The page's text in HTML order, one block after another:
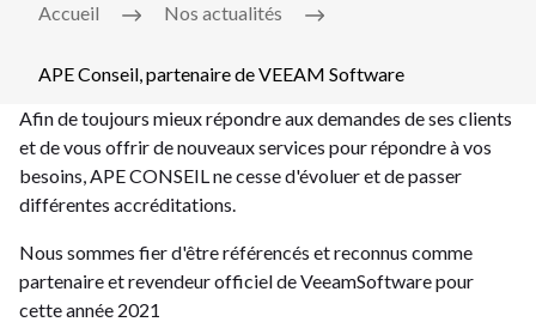
Accueil Nos actualités
APE Conseil, partenaire de VEEAM Software
Afin de toujours mieux répondre aux demandes de ses clients
et de vous offrir de nouveaux services pour répondre à vos
besoins, APE CONSEIL ne cesse d'évoluer et de passer
différentes accréditations.
Nous sommes fier d'être référencés et reconnus comme
partenaire et revendeur officiel de VeeamSoftware pour
cette année 2021